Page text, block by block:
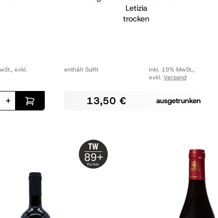
, exkl.
+
Letizia
trocken
enthält Sulfit
13,50 €
Inkl. 19% MwSt.,
exkl. Versand
ausgetrunken
89+